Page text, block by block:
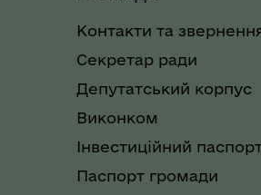
Контакти та
Секретар ради
Депутатський корпус
Виконком
Інвестиційний
Паспорт громади